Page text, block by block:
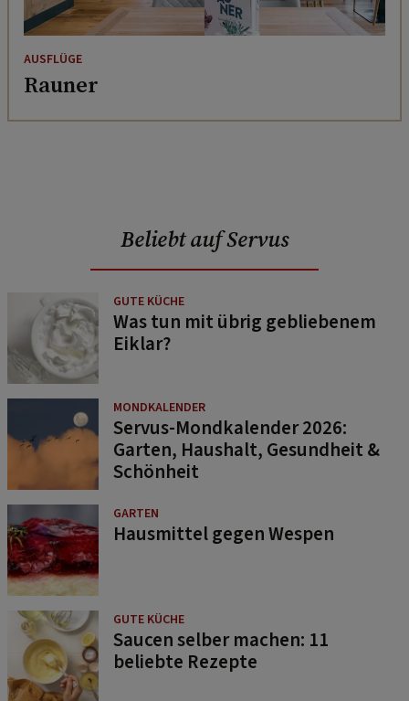
AUSFLÜGE
Rauner
Beliebt auf Servus
GUTE KÜCHE
Was tun mit übrig gebliebenem
Eiklar?
MONDKALENDER
Servus-Mondkalender 2026:
Garten, Haushalt, Gesundheit &
Schönheit
GARTEN
Hausmittel gegen Wespen
GUTE KÜCHE
Saucen selber machen: 11
beliebte Rezepte